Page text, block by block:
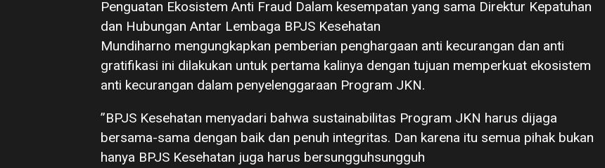
Penguatan Ekosistem Anti Fraud Dalam kesempatan yang sama Direktur Kepatuhan
dan Hubungan Antar Lembaga BPJS Kesehatan
Mundiharno mengungkapkan pemberian penghargaan anti kecurangan dan anti
gratifikasi ini dilakukan untuk pertama kalinya dengan tujuan memperkuat ekosistem
anti kecurangan dalam penyelenggaraan Program JKN.
”BPJS Kesehatan menyadari bahwa sustainabilitas Program JKN harus dijaga
bersama-sama dengan baik dan penuh integritas. Dan karena itu semua pihak bukan
hanya BPJS Kesehatan juga harus bersungguhsungguh